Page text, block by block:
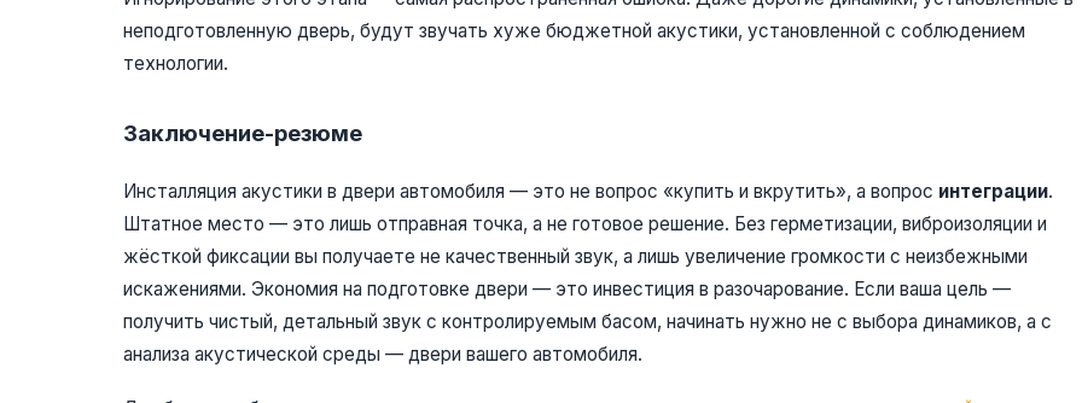
неподготовленную дверь, будут звучать хуже бюджетной акустики, установленной с соблюдением
технологии.
Заключение-резюме
Инсталляция акустики в двери автомобиля — это не вопрос «купить и вкрутить», а вопрос интеграции.
Штатное место — это лишь отправная точка, а не готовое решение. Без герметизации, виброизоляции и
жёсткой фиксации вы получаете не качественный звук, а лишь увеличение громкости с неизбежными
искажениями. Экономия на подготовке двери — это инвестиция в разочарование. Если ваша цель —
получить чистый, детальный звук с контролируемым басом, начинать нужно не с выбора динамиков, а с
анализа акустической среды — двери вашего автомобиля.